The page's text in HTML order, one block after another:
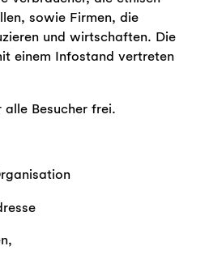
sowie Firmen, die
und wirtschaften. Die
einem Infostand vertreten
Besucher frei.